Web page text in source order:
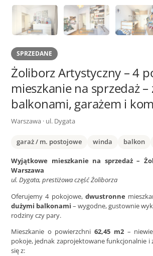
SPRZEDANE
Żoliborz Artystyczny – 4
mieszkanie na sprzedaż –
balkonami, garażem i
Warszawa · ul. Dygata
garaż / m. postojowe winda balkon
Wyjątkowe mieszkanie na sprzedaż –
Warszawa
ul. Dygata, prestiżowa część Żoliborza
Oferujemy 4 pokojowe, dwustronne
dużymi balkonami – wygodne, gustownie
rodziny czy pary.
Mieszkanie o powierzchni62,45 m2–
pokoje, jednak zaprojektowane funkcjonalnie i
się z: